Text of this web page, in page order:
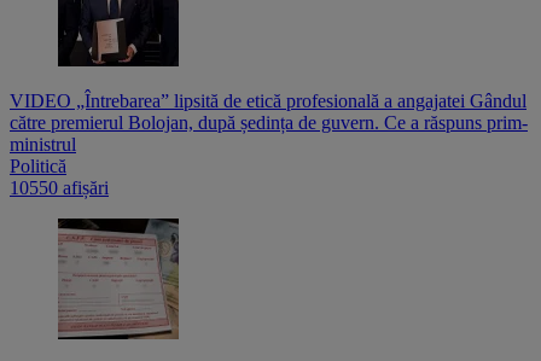
VIDEO „Întrebarea” lipsită de etică profesională a angajatei Gândul
către premierul Bolojan, după ședința de guvern. Ce a răspuns prim-
ministrul
Politică
10550 afișări